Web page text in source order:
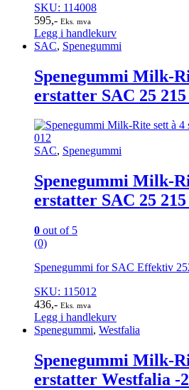
SKU: 114008
595,- Eks. mva
Legg i handlekurv
SAC, Spenegummi
Spenegummi Milk-
erstatter SAC 25 215
SAC, Spenegummi
Spenegummi Milk-
erstatter SAC 25 215
0 out of 5
(0)
Spenegummi for SAC Effektiv
SKU: 115012
436,- Eks. mva
Legg i handlekurv
Spenegummi, Westfalia
Spenegummi Milk-
erstatter Westfalia -